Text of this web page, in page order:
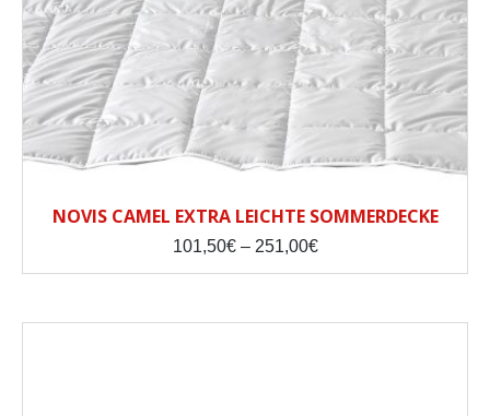
NOVIS CAMEL EXTRA LEICHTE SOMMERDECKE
101,50€ – 251,00€Price
251,00€